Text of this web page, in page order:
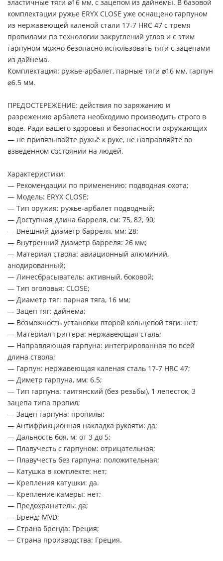
эластичные тяги ⌀16 мм, с зацепом из дайнемы. В базовой
комплектации ружье ERYX CLOSE уже оснащено гарпуном
из нержавеющей каленой стали 17-7 HRC 47 с тремя
пропилами по технологии закруглений углов и с этим
гарпуном можно безопасно использовать тяги с зацепами
из дайнема.
Комплектация: ружье-арбалет, парные тяги ⌀16 мм, гарпун
⌀6.5 мм.
ПРЕДОСТЕРЕЖЕНИЕ: действия по заряжанию и
разрежению арбалета необходимо производить строго в
воде. Ради вашего здоровья и безопасности окружающих
— не привязывайте ружьё к руке, не направляйте во
взведённом состоянии на людей.
Характеристики:
— Рекомендации по применению: подводная охота;
— Модель: ERYX CLOSE;
— Тип оружия: ружье-арбалет подводный;
— Доступная длина барреля, см: 75, 82, 90;
— Внешний диаметр барреля, мм: 28;
— Внутренний диаметр барреля: 26 мм;
— Материал ствола: авиационный алюминий,
анодированный;
— Линесбрасыватель: активный, боковой;
— Тип оголовья: CLOSE;
— Диаметр тяг: парная тяга, 16 мм;
— Зацеп тяг: дайнема;
— Возможность установки второй кольцевой тяги: нет;
— Материал триггера: нержавеющая сталь;
— Направляющая гарпуна: интегрированная по всей
длина ствола;
— Гарпун: нержавеющая каленая сталь 17-7 HRC 47;
— Диметр гарпуна, мм: 6.5;
— Тип гарпуна: таитянский (без резьбы), 1 лепесток, 3
зацепа типа пропил;
— Зацеп гарпуна: пропилы;
— Антифрикционная накладка рукояти: да;
— Дальность боя, м: от 3 до 5;
— Плавучесть с гарпуном: отрицательная;
— Плавучесть без гарпуна: положительная;
— Катушка в комплекте: нет;
— Крепления катушки: да.
— Крепление камеры: нет;
— Предохранитель: да;
— Бренд: MVD;
— Страна бренда: Греция;
— Страна производства: Греция.